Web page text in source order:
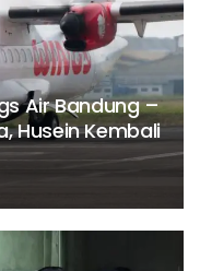
Air Bandung –
Husein Kembali